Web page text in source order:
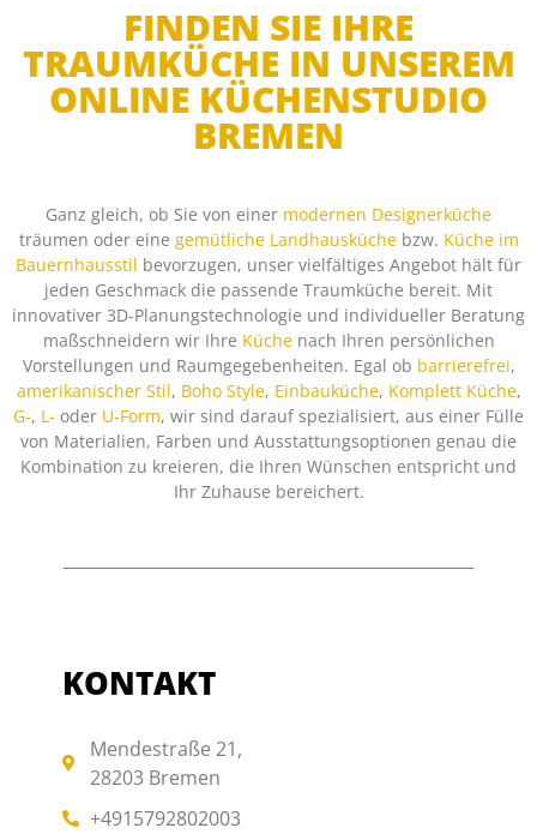
FINDEN SIE IHRE
TRAUMKÜCHE IN UNSEREM
ONLINE KÜCHENSTUDIO
BREMEN
Ganz gleich, ob Sie von einer modernen Designerküche
träumen oder eine gemütliche Landhausküchebzw. Küche im
Bauernhausstil bevorzugen, unser vielfältiges Angebot hält für
jeden Geschmack die passende Traumküche bereit. Mit
innovativer 3D-Planungstechnologie und individueller Beratung
maßschneidern wir Ihre Küchenach Ihren persönlichen
Vorstellungen und Raumgegebenheiten. Egal ob barrierefrei,
amerikanischer Stil, Boho Style, Einbauküche, Komplett Küche,
G-, L- oder U-Form, wir sind darauf spezialisiert, aus einer Fülle
von Materialien, Farben und Ausstattungsoptionen genau die
Kombination zu kreieren, die Ihren Wünschen entspricht und
Ihr Zuhause bereichert.
KONTAKT
Mendestraße 21,
28203 Bremen
+4915792802003